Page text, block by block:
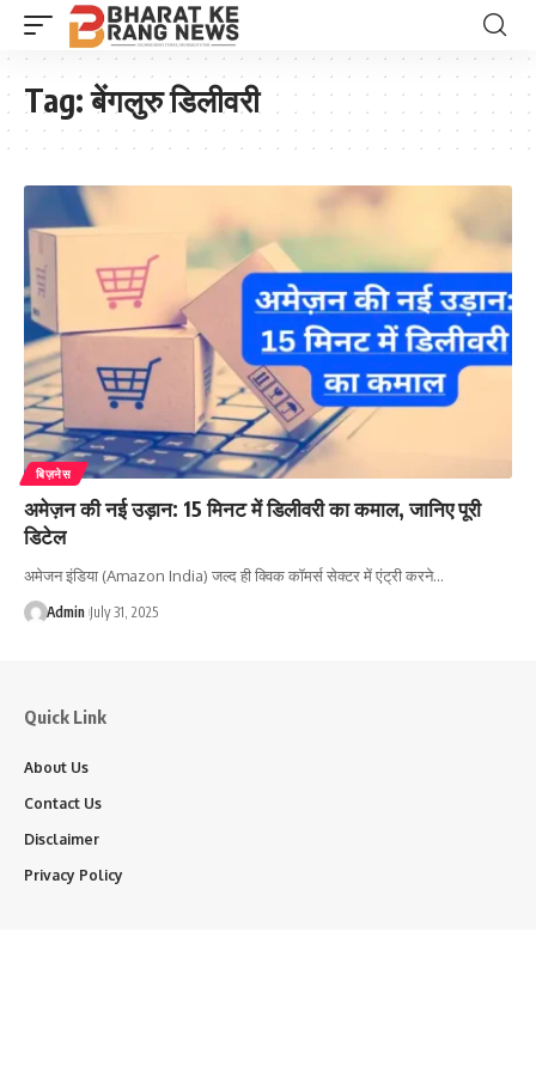
Tag:बेंगलुरु डिलीवरी
बिज़नेस
अमेज़न की नई उड़ान: 15 मिनट में डिलीवरी का कमाल, जानिए पूरी
डिटेल
अमेजन इंडिया (Amazon India) जल्द ही क्विक कॉमर्स सेक्टर में एंट्री करने…
Admin July 31, 2025
Quick Link
About Us
Contact Us
Disclaimer
Privacy Policy